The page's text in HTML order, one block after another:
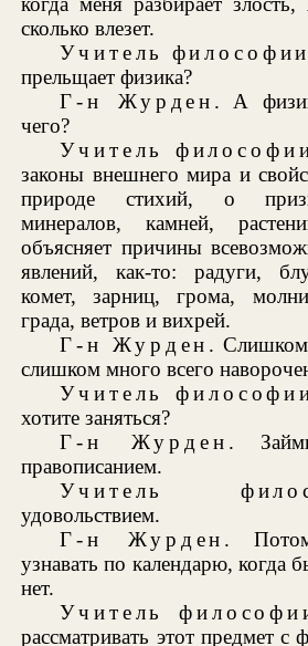
сколько влезет.
Учитель философии
прельщает физика?
Г-н Журден . А
чего?
Учитель
законы внешнего мира и
природе стихий, о
минералов, камней,
объясняет причины
явлений, как-то: радуги,
комет, зарниц, грома,
града, ветров и вихрей.
Г-н Журден . Слишком
слишком много всего
Учитель
хотите заняться?
Г-н Журден .
правописанием.
Учитель
удовольствием.
Г-н Журден .
узнавать по календарю, когда
нет.
Учитель
рассматривать этот предмет с